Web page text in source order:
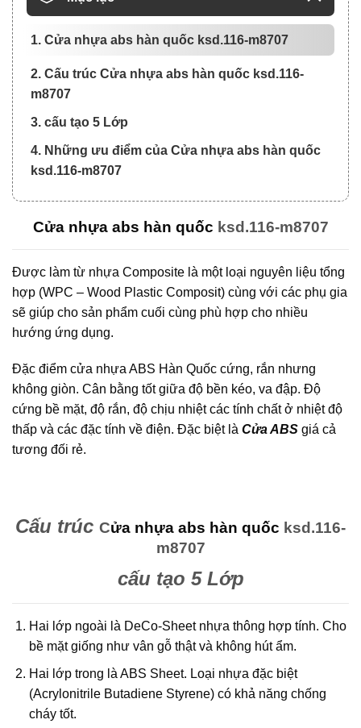
1. Cửa nhựa abs hàn quốc ksd.116-m8707
2. Cấu trúc Cửa nhựa abs hàn quốc ksd.116-
m8707
3. cấu tạo 5 Lớp
4. Những ưu điểm của Cửa nhựa abs hàn quốc
ksd.116-m8707
Cửa nhựa abs hàn quốc ksd.116-m8707
Được làm từ nhựa Composite là một loại nguyên liệu tổng
hợp (WPC – Wood Plastic Composit) cùng với các phụ gia
sẽ giúp cho sản phẩm cuối cùng phù hợp cho nhiều
hướng ứng dụng.
Đặc điểm cửa nhựa ABS Hàn Quốc cứng, rắn nhưng
không giòn. Cân bằng tốt giữa độ bền kéo, va đập. Độ
cứng bề mặt, độ rắn, độ chịu nhiệt các tính chất ở nhiệt độ
thấp và các đặc tính về điện. Đặc biệt là Cửa ABS giá cả
tương đối rẻ.
Cấu trúc Cửa nhựa abs hàn quốc ksd.116-
m8707
cấu tạo 5 Lớp
Hai lớp ngoài là DeCo-Sheet nhựa thông hợp tính. Cho
bề mặt giống như vân gỗ thật và không hút ẩm.
Hai lớp trong là ABS Sheet. Loại nhựa đặc biệt
(Acrylonitrile Butadiene Styrene) có khả năng chống
cháy tốt.